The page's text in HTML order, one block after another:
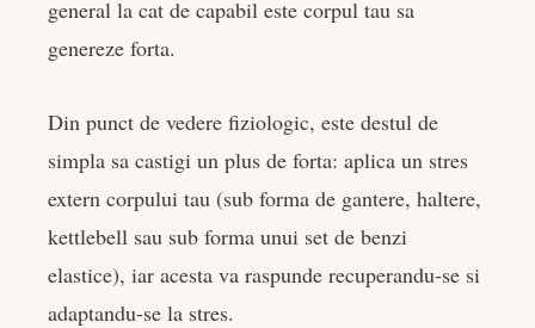
general la cat de capabil este corpul tau sa
genereze forta.
Din punct de vedere fiziologic, este destul de
simpla sa castigi un plus de forta: aplica un stres
extern corpului tau (sub forma de gantere, haltere,
kettlebell sau sub forma unui set de benzi
elastice), iar acesta va raspunde recuperandu-se si
adaptandu-se la stres.